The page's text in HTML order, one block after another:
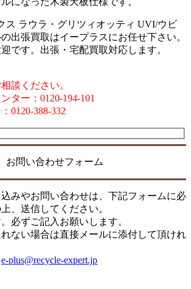
ス ラウラ・グリツィオッティ UVI/ウビ
出張買取はイープラスにお任せ下さい。
です。出張・宅配買取対応します。
談ください。
ター：0120-194-101
0120-388-332
お問い合わせフォーム
みやお問い合わせは、下記フォームに必
、送信してください。
必ずご記入お願いします。
ない場合は直接メールに添付して頂けれ
e-plus@recycle-expert.jp